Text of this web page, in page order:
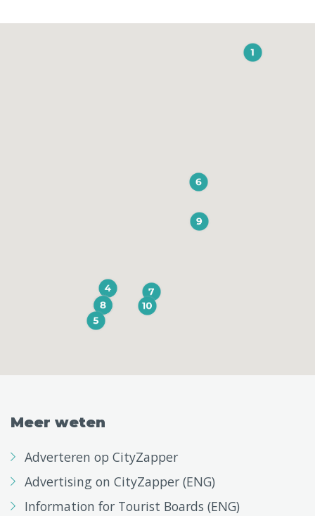
Meer weten
Adverteren op CityZapper
Advertising on CityZapper (ENG)
Information for Tourist Boards (ENG)